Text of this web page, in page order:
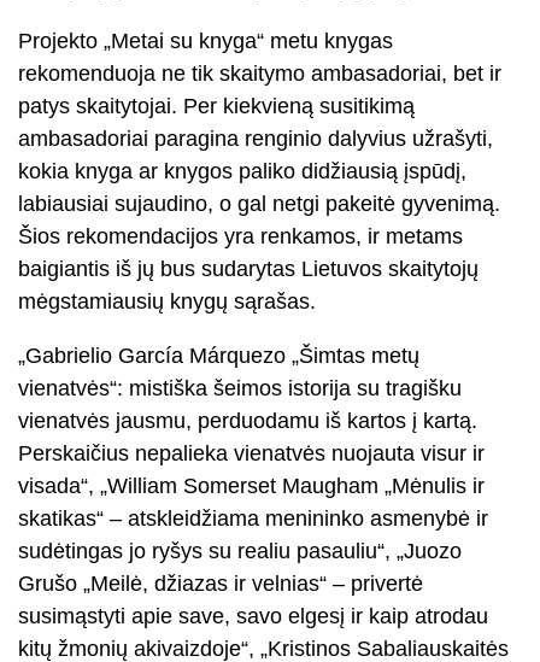
Projekto „Metai su knyga“ metu knygas
rekomenduoja ne tik skaitymo ambasadoriai, bet ir
patys skaitytojai. Per kiekvieną susitikimą
ambasadoriai paragina renginio dalyvius užrašyti,
kokia knyga ar knygos paliko didžiausią įspūdį,
labiausiai sujaudino, o gal netgi pakeitė gyvenimą.
Šios rekomendacijos yra renkamos, ir metams
baigiantis iš jų bus sudarytas Lietuvos skaitytojų
mėgstamiausių knygų sąrašas.
„Gabrielio García Márquezo „Šimtas metų
vienatvės“: mistiška šeimos istorija su tragišku
vienatvės jausmu, perduodamu iš kartos į kartą.
Perskaičius nepalieka vienatvės nuojauta visur ir
visada“, „William Somerset Maugham „Mėnulis ir
skatikas“ – atskleidžiama menininko asmenybė ir
sudėtingas jo ryšys su realiu pasauliu“, „Juozo
Grušo „Meilė, džiazas ir velnias“ – privertė
susimąstyti apie save, savo elgesį ir kaip atrodau
kitų žmonių akivaizdoje“, „Kristinos Sabaliauskaitės